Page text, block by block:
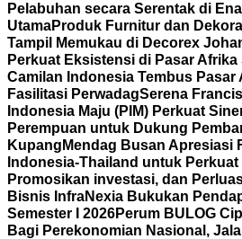
Pelabuhan secara Serentak di
UtamaProduk Furnitur dan
Tampil Memukau di Decorex
Perkuat Eksistensi di Pasar Afrika
Camilan Indonesia Tembus Pasar
Fasilitasi PerwadagSerena
Indonesia Maju (PIM) Perkuat
Perempuan untuk Dukung
Kupang Mendag Busan Apresiasi
Indonesia-Thailand untuk
Promosikan investasi, dan
Bisnis InfraNexia Bukukan
Semester I 2026Perum BULOG
Bagi Perekonomian Nasional,